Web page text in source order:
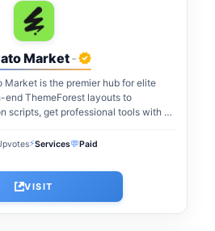
Market-
Market is the premier hub for elite
end ThemeForest layouts to
scripts, get professional tools with a
⚡Services💬Paid
VISIT